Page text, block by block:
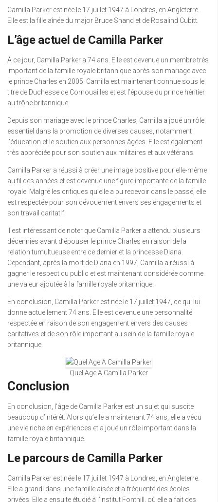
Camilla Parker est née le 17 juillet 1947 à Londres, en Angleterre.
Elle est la fille aînée du major Bruce Shand et de Rosalind Cubitt.
L’âge actuel de Camilla Parker
À ce jour, Camilla Parker a 74 ans. Elle est devenue un membre très
important de la famille royale britannique après son mariage avec
le prince Charles en 2005. Camilla est maintenant connue sous le
titre de Duchesse de Cornouailles et est l’épouse du prince héritier
au trône britannique.
Depuis son mariage avec le prince Charles, Camilla a joué un rôle
essentiel dans la promotion de diverses causes, notamment
l’éducation et le soutien aux personnes âgées. Elle est également
très appréciée pour son soutien aux militaires et aux vétérans.
Camilla Parker a réussi à créer une image positive pour elle-même
au fil des années et est devenue une figure importante de la famille
royale. Malgré les critiques qu’elle a pu recevoir dans le passé, elle
est respectée pour son dévouement envers ses engagements et
son travail caritatif.
Il est intéressant de noter que Camilla Parker a attendu plusieurs
décennies avant d’épouser le prince Charles en raison de la
relation tumultueuse entre ce dernier et la princesse Diana.
Cependant, après la mort de Diana en 1997, Camilla a réussi à
gagner le respect du public et est maintenant considérée comme
une valeur ajoutée à la famille royale britannique.
En conclusion, Camilla Parker est née le 17 juillet 1947, ce qui lui
donne actuellement 74 ans. Elle est devenue une personnalité
respectée en raison de son engagement envers des causes
caritatives et de son rôle important au sein de la famille royale
britannique.
Quel Age A Camilla Parker
Conclusion
En conclusion, l’âge de Camilla Parker est un sujet qui suscite
beaucoup d’intérêt. Alors qu’elle a maintenant 74 ans, elle a vécu
une vie riche en expériences et a joué un rôle important dans la
famille royale britannique.
Le parcours de Camilla Parker
Camilla Parker est née le 17 juillet 1947 à Londres, en Angleterre.
Elle a grandi dans une famille aisée et a fréquenté des écoles
privées. Elle a ensuite étudié à l’Institut Fonthill, où elle a fait des